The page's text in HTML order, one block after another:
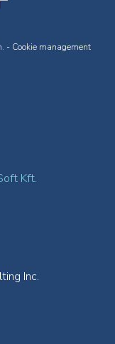
- Cookie management
Kft.
Inc.